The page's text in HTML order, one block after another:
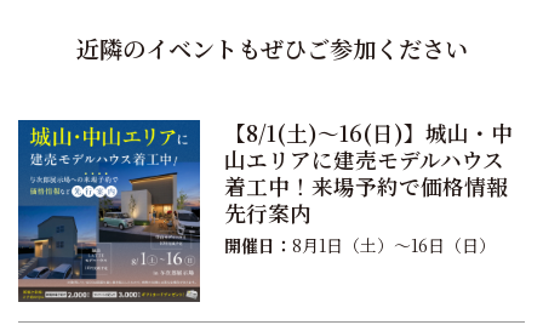
近隣のイベントもぜひご参加ください
【8/1(土)〜16(日)】城山・中
山エリアに建売モデルハウス
着工中！来場予約で価格情報
先行案内
開催日： 8月1日（土）〜16日（日）